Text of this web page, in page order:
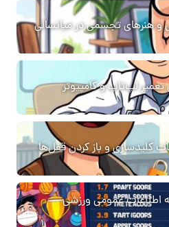
و هنرهای تجسمی در میانسالی
تعمیر لپ‌تاپ و کامپیوتر
کلیدسازی و باز کردن قفل‌ها
اطلاعات عمومی ورزشی